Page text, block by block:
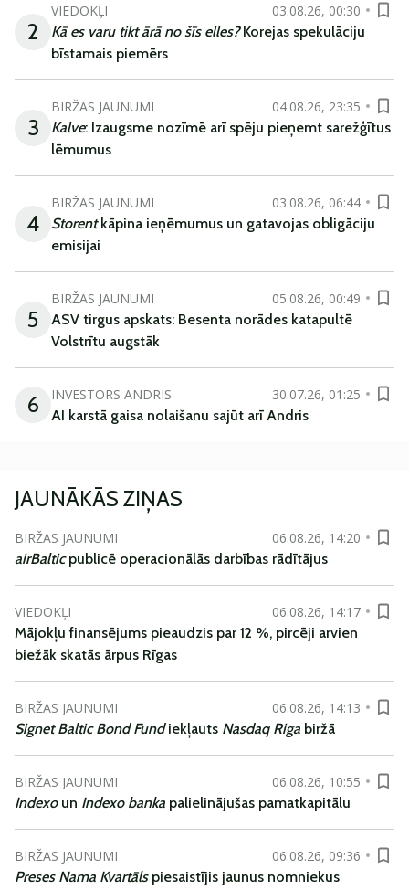
2
VIEDOKĻI
03.08.26, 00:30
Kā es varu tikt ārā no šīs elles?Korejas spekulāciju
bīstamais piemērs
3
BIRŽAS JAUNUMI
04.08.26, 23:35
Kalve: Izaugsme nozīmē arī spēju pieņemt sarežģītus
lēmumus
4
BIRŽAS JAUNUMI
03.08.26, 06:44
Storentkāpina ieņēmumus un gatavojas obligāciju
emisijai
5
BIRŽAS JAUNUMI
05.08.26, 00:49
ASV tirgus apskats: Besenta norādes katapultē
Volstrītu augstāk
6 INVESTORS ANDRIS
30.07.26, 01:25
AI karstā gaisa nolaišanu sajūt arī Andris
JAUNĀKĀS ZIŅAS
BIRŽAS JAUNUMI
06.08.26, 14:20
airBalticpublicē operacionālās darbības rādītājus
VIEDOKĻI
06.08.26, 14:17
Mājokļu finansējums pieaudzis par 12 %, pircēji arvien
biežāk skatās ārpus Rīgas
BIRŽAS JAUNUMI
06.08.26, 14:13
Signet Baltic Bond Fundiekļauts Nasdaq Riga biržā
BIRŽAS JAUNUMI
06.08.26, 10:55
Indexoun Indexo banka palielinājušas pamatkapitālu
BIRŽAS JAUNUMI
06.08.26, 09:36
Preses Nama Kvartāls piesaistījis jaunus nomniekus